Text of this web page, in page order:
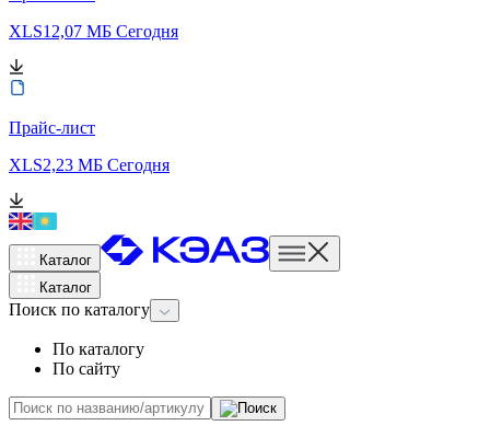
XLS12,07 МБ Сегодня
Прайс-лист
XLS2,23 МБ Сегодня
Каталог
Каталог
Поиск по каталогу
По каталогу
По сайту